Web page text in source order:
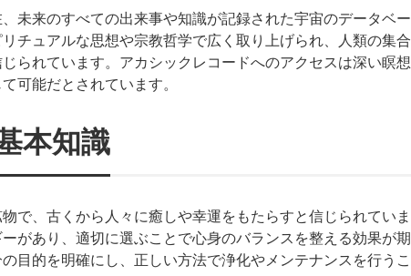
未来のすべての出来事や知識が記録された宇宙のデータベー
チュアルな思想や宗教哲学で広く取り上げられ、人類の集合
られています。アカシックレコードへのアクセスは深い瞑想
可能だとされています。
本知識
で、古くから人々に癒しや幸運をもたらすと信じられていま
があり、適切に選ぶことで心身のバランスを整える効果が期
目的を明確にし、正しい方法で浄化やメンテナンスを行うこ